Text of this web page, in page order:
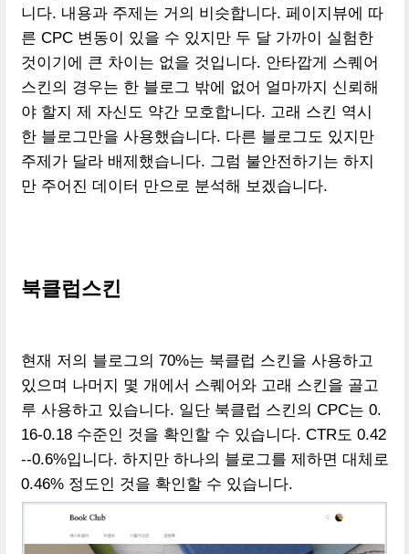
니다. 내용과 주제는 거의 비슷합니다. 페이지뷰에 따
른 CPC 변동이 있을 수 있지만 두 달 가까이 실험한
것이기에 큰 차이는 없을 것입니다. 안타깝게 스퀘어
스킨의 경우는 한 블로그 밖에 없어 얼마까지 신뢰해
야 할지 제 자신도 약간 모호합니다. 고래 스킨 역시
한 블로그만을 사용했습니다. 다른 블로그도 있지만
주제가 달라 배제했습니다. 그럼 불안전하기는 하지
만 주어진 데이터 만으로 분석해 보겠습니다.
북클럽스킨
현재 저의 블로그의 70%는 북클럽 스킨을 사용하고
있으며 나머지 몇 개에서 스퀘어와 고래 스킨을 골고
루 사용하고 있습니다. 일단 북클럽 스킨의 CPC는 0.
16-0.18 수준인 것을 확인할 수 있습니다. CTR도 0.42
--0.6%입니다. 하지만 하나의 블로그를 제하면 대체로
0.46% 정도인 것을 확인할 수 있습니다.